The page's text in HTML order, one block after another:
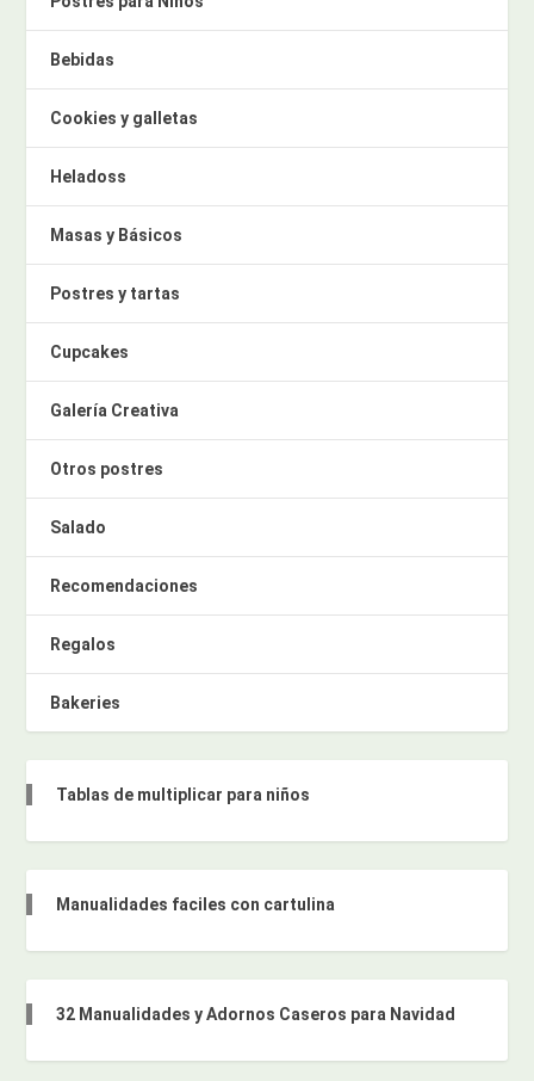
Bebidas
Cookies y galletas
Heladoss
Masas y Básicos
Postres y tartas
Cupcakes
Galería Creativa
Otros postres
Salado
Recomendaciones
Regalos
Bakeries
Tablas de multiplicar para niños
Manualidades faciles con cartulina
32 Manualidades y Adornos Caseros para Navidad